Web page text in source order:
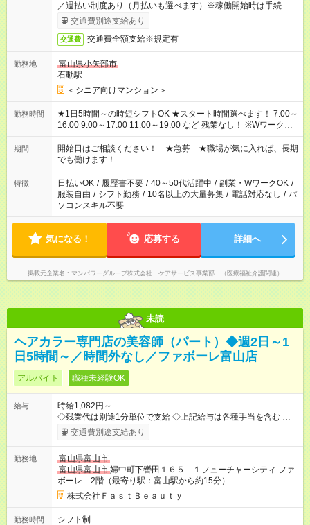
／週払い制度あり（月払いも選べます）※稼働開始時は手続き完
了次第のお支払いとなります。
交通費別途支給あり
交通費 交通費全額支給※規定有
勤務地
富山県小矢部市
石動駅
＜シニア向けマンション＞
勤務時間
★1日5時間～の時短シフトOK ★スタート時間選べます！ 7:00～
16:00 9:00～17:00 11:00～19:00 など 残業なし！ ※Wワークの
場合、他のお仕事と合わせ週40時間超の就業はご案内できませ
ん ※法令に基づき、週20時間以上勤務は社会保険への加入対象
となります ※労働者派遣法（日雇い派遣の原則禁止）により、
短時間・短期間の就業はご案内が難しい場合があります
期間
開始日はご相談ください！ ★急募 ★職場が気に入れば、長期
でも働けます！
特徴 日払いOK / 履歴書不要 / 40～50代活躍中 / 副業・WワークOK /
服装自由 / シフト勤務 / 10名以上の大量募集 / 電話対応なし / パ
ソコンスキル不要
気になる！ 応募する 詳細へ
掲載元企業名 マンパワーグループ株式会社 ケアサービス事業部 （医療福祉介護関連）
未読
ヘアカラー専門店の美容師（パート）◆週2日～1
日5時間～／時間外なし／ファボーレ富山店
アルバイト 職種未経験OK
給与
時給1,082円～
◇残業代は別途1分単位で支給 ◇上記給与は各種手当を含む ◇毎
月インセンティブポイント付与 ・店舗売上や入客人数などに応
じてインセンティブポイントを付与 ・ポイントは6ヶ月に一度引
理美容師手当あり 研修期間6ヶ月間は以下給与のみ変更あり 時
給1070円 ※交通費支給（～500円/日） ※給与に関しては2025年
度の最低賃金を反映済み ※各都道府県の施行月より適応、入社
時期によっては変動の可能性あり 詳細は、採用担当へお問い合
わせください 【試用期間】試用期間なし
交通費別途支給あり
勤務地
富山県富山市
富山県富山市婦中町下轡田１６５－１フューチャーシティ ファ
ボーレ 2階（最寄り駅：富山駅から約15分）
株式会社ＦａｓｔＢｅａｕｔｙ
勤務時間
シフト制